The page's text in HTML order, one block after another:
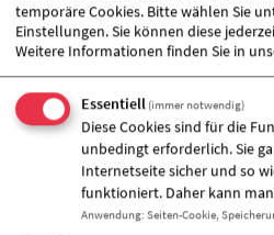
temporäre Cookies. Bitte wählen Sie
Einstellungen. Sie können diese
Weitere Informationen finden Sie in
Essentiell (immer notwendig)
Diese Cookies sind für die
unbedingt erforderlich. Sie
Internetseite sicher und so
funktioniert. Daher kann
Anwendung: Seiten-Cookie,